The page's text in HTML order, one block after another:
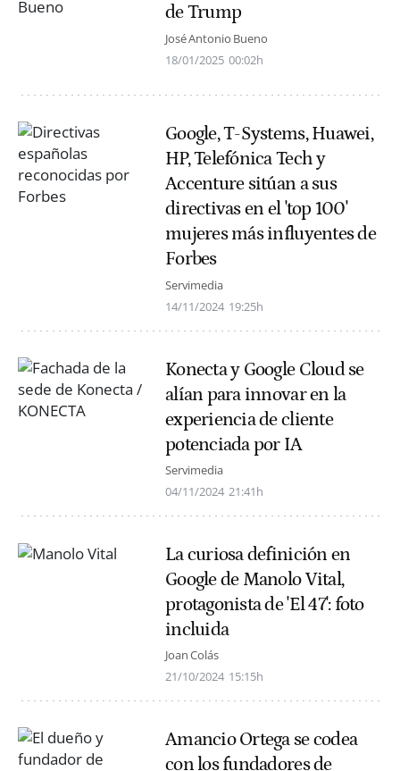
de Trump
José Antonio Bueno
18/01/2025 00:02h
Google, T-Systems, Huawei,
HP, Telefónica Tech y
Accenture sitúan a sus
directivas en el 'top 100'
mujeres más influyentes de
Forbes
Servimedia
14/11/2024 19:25h
Konecta y Google Cloud se
alían para innovar en la
experiencia de cliente
potenciada por IA
Servimedia
04/11/2024 21:41h
La curiosa definición en
Google de Manolo Vital,
protagonista de 'El 47': foto
incluida
Joan Colás
21/10/2024 15:15h
Amancio Ortega se codea
con los fundadores de